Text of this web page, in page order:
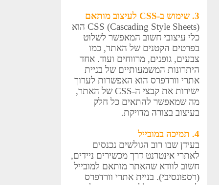
3. שימוש ב-CSS לעיצוב מותאם
CSS (Cascading Style Sheets) הוא
כלי עיצובי חשוב המאפשר לשלוט
בפרטים הקטנים של האתר, כמו
צבעים, גופנים, מרווחים ועוד. אחד
היתרונות המשמעותיים של בניית
אתרי וורדפרס הוא האפשרות לערוך
ישירות את קבצי ה-CSS של האתר,
מה שמאפשר להתאים כל חלק
בעיצוב בצורה מדויקת.
4. תמיכה במובייל
בעידן שבו רוב הגולשים נכנסים
לאתרי אינטרנט דרך מכשירים ניידים,
חשוב לוודא שהאתר מותאם למובייל
(רספונסיבי). בניית אתרי וורדפרס